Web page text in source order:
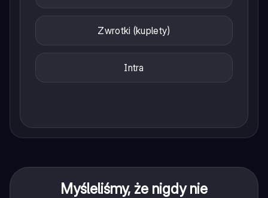
Zwrotki (kuplety)
Intra
Myśleliśmy, że nigdy nie